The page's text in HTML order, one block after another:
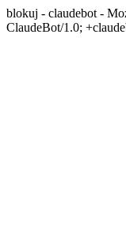
blokuj - claudebot -
ClaudeBot/1.0;